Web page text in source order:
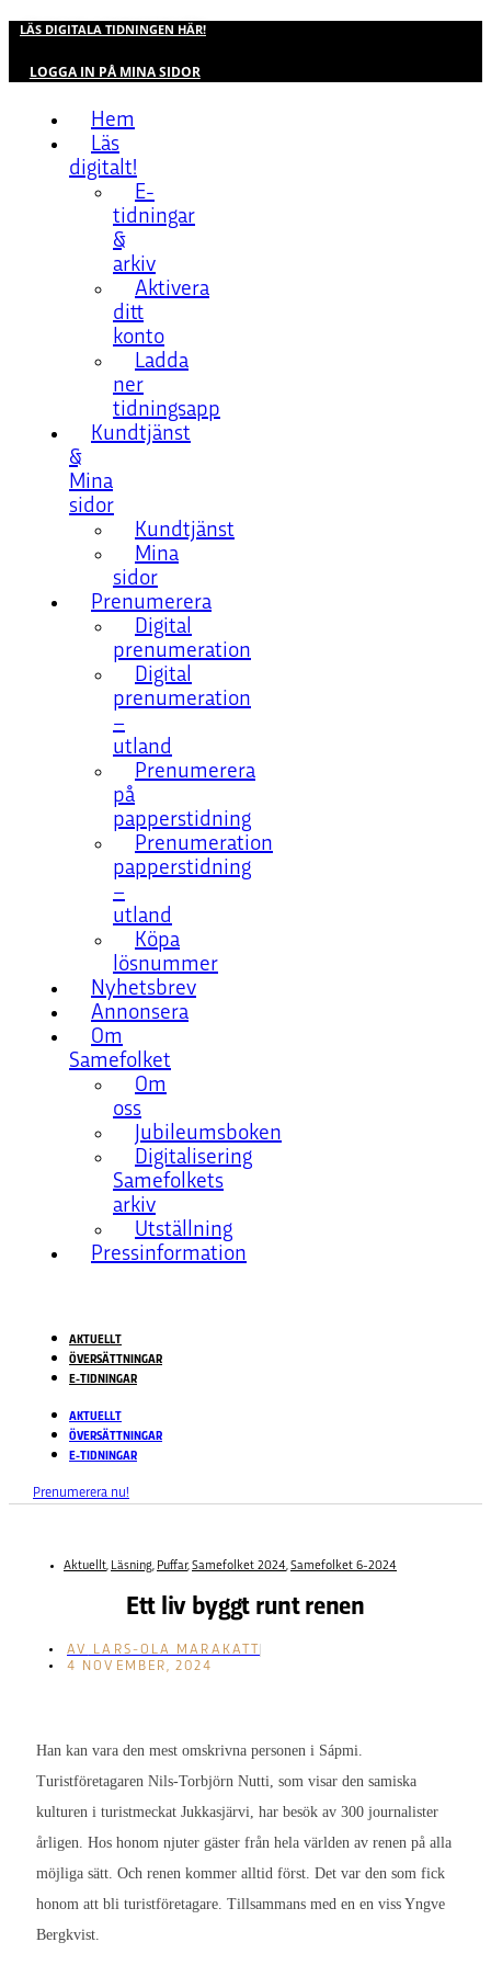
LÄS DIGITALA TIDNINGEN HÄR!
LOGGA IN PÅ MINA SIDOR
Hem
Läs
digitalt!
E-
tidningar
&
arkiv
Aktivera
ditt
konto
Ladda
ner
tidningsapp
Kundtjänst
&
Mina
sidor
Kundtjänst
Mina
sidor
Prenumerera
Digital
prenumeration
Digital
prenumeration
–
utland
Prenumerera
på
papperstidning
Prenumeration
papperstidning
–
utland
Köpa
lösnummer
Nyhetsbrev
Annonsera
Om
Samefolket
Om
oss
Jubileumsboken
Digitalisering
Samefolkets
arkiv
Utställning
Pressinformation
AKTUELLT
ÖVERSÄTTNINGAR
E-TIDNINGAR
AKTUELLT
ÖVERSÄTTNINGAR
E-TIDNINGAR
Prenumerera nu!
Aktuellt, Läsning, Puffar,Samefolket 2024,Samefolket 6-2024
Ett liv byggt runt renen
AV
LARS-OLA MARAKATT
4 NOVEMBER, 2024
Han kan vara den mest omskrivna personen i Sápmi.
Turistföretagaren Nils-Torbjörn Nutti, som visar den samiska
kulturen i turistmeckat Jukkasjärvi, har besök av 300 journalister
årligen. Hos honom njuter gäster från hela världen av renen på alla
möjliga sätt. Och renen kommer alltid först. Det var den som fick
honom att bli turistföretagare. Tillsammans med en en viss Yngve
Bergkvist.